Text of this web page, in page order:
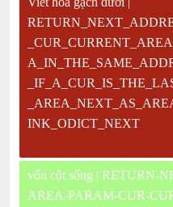
INK_ODICT_NEXT
vốn cột sống | RETURN-
AREA-PARAM-CUR-